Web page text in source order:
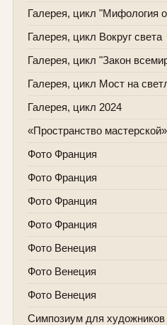
Галерея, цикл "Мифология
Галерея, цикл Вокруг света
Галерея, цикл "Закон
Галерея, цикл Мост на
Галерея, цикл 2024
«Пространство мастерской»
Фото Франция
Фото Франция
Фото Франция
Фото Франция
Фото Венеция
Фото Венеция
Фото Венеция
Симпозиум для художников